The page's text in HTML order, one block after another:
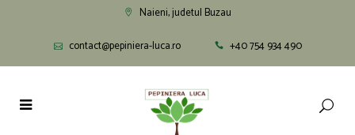
Naieni, judetul Buzau
contact@pepiniera-luca.ro
+40 754 934 490